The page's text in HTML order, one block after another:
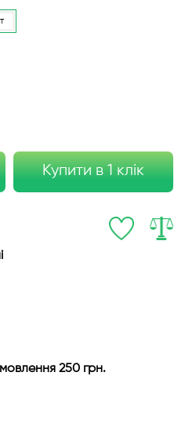
Купити в 1 клік
250 грн.